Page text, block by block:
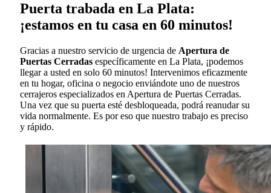
Puerta trabada en La Plata:
¡estamos en tu casa en 60 minutos!
Gracias a nuestro servicio de urgencia de Apertura de
Puertas Cerradas específicamente en La Plata, ¡podemos
llegar a usted en solo 60 minutos! Intervenimos eficazmente
en tu hogar, oficina o negocio enviándote uno de nuestros
cerrajeros especializados en Apertura de Puertas Cerradas.
Una vez que su puerta esté desbloqueada, podrá reanudar su
vida normalmente. Es por eso que nuestro trabajo es preciso
y rápido.